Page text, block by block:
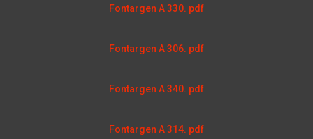
Fontargen A 330. pdf
Fontargen A 306. pdf
Fontargen A 340. pdf
Fontargen A 314. pdf